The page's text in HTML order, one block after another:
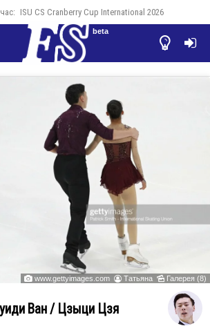
ISU CS Cranberry Cup International 2026


beta
 www.gettyimages.com  Татьяна  Галерея (8)
Ван / Цзыци Цзя